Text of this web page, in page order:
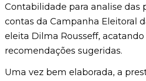
Contabilidade para analise das
contas da Campanha Eleitoral
eleita Dilma Rousseff, acatando
recomendações sugeridas.
Uma vez bem elaborada, a